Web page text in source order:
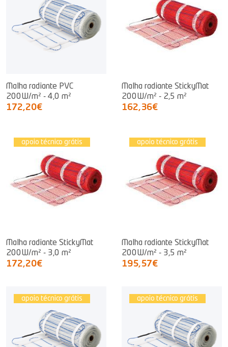
Malha radiante PVC
200W/m² - 4,0 m²
172,20€
Malha radiante StickyMat
200W/m² - 2,5 m²
162,36€
apoio técnico grátis
Malha radiante StickyMat
200W/m² - 3,0 m²
172,20€
apoio técnico grátis
Malha radiante StickyMat
200W/m² - 3,5 m²
195,57€
apoio técnico grátis apoio técnico grátis